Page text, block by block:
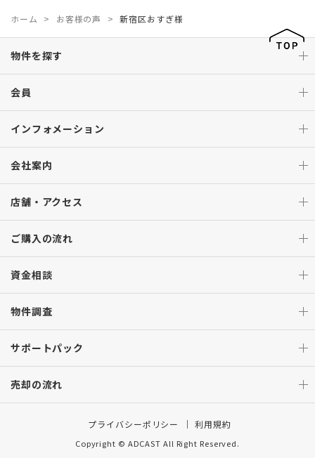
ホーム お客様の声 新宿区おすぎ様
物件を探す
会員
インフォメーション
会社案内
店舗・アクセス
ご購入の流れ
資金相談
物件調査
サポートパック
売却の流れ
プライバシーポリシー 利用規約
Copyright © ADCAST All Right Reserved.